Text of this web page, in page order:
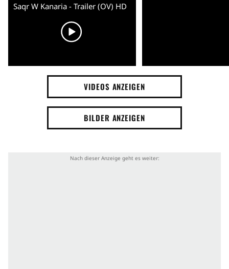
Saqr W Kanaria - Trailer (OV) HD
VIDEOS ANZEIGEN
BILDER ANZEIGEN